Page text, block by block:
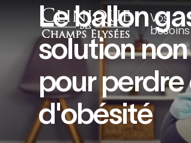
Vos
besoins
Le ballon
solution
pour perdre
d'obésité